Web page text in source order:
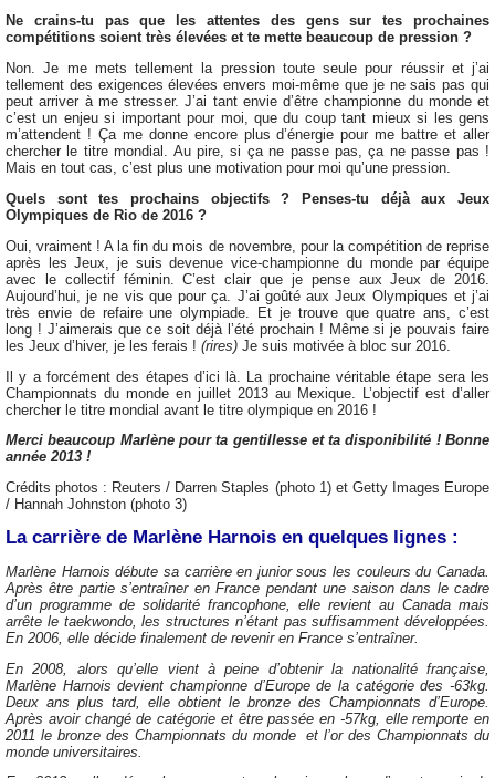
Ne crains-tu pas que les attentes des gens sur tes prochaines
compétitions soient très élevées et te mette beaucoup de pression ?
Non. Je me mets tellement la pression toute seule pour réussir et j’ai
tellement des exigences élevées envers moi-même que je ne sais pas qui
peut arriver à me stresser. J’ai tant envie d’être championne du monde et
c’est un enjeu si important pour moi, que du coup tant mieux si les gens
m’attendent ! Ça me donne encore plus d’énergie pour me battre et aller
chercher le titre mondial. Au pire, si ça ne passe pas, ça ne passe pas !
Mais en tout cas, c’est plus une motivation pour moi qu’une pression.
Quels sont tes prochains objectifs ? Penses-tu déjà aux Jeux
Olympiques de Rio de 2016 ?
Oui, vraiment ! A la fin du mois de novembre, pour la compétition de reprise
après les Jeux, je suis devenue vice-championne du monde par équipe
avec le collectif féminin. C’est clair que je pense aux Jeux de 2016.
Aujourd’hui, je ne vis que pour ça. J’ai goûté aux Jeux Olympiques et j’ai
très envie de refaire une olympiade. Et je trouve que quatre ans, c’est
long ! J’aimerais que ce soit déjà l’été prochain ! Même si je pouvais faire
les Jeux d’hiver, je les ferais ! (rires) Je suis motivée à bloc sur 2016.
Il y a forcément des étapes d’ici là. La prochaine véritable étape sera les
Championnats du monde en juillet 2013 au Mexique. L’objectif est d’aller
chercher le titre mondial avant le titre olympique en 2016 !
Merci beaucoup Marlène pour ta gentillesse et ta disponibilité ! Bonne
année 2013 !
Crédits photos : Reuters / Darren Staples (photo 1) et Getty Images Europe
/ Hannah Johnston (photo 3)
La carrière de Marlène Harnois en quelques lignes :
Marlène Harnois débute sa carrière en junior sous les couleurs du Canada.
Après être partie s’entraîner en France pendant une saison dans le cadre
d’un programme de solidarité francophone, elle revient au Canada mais
arrête le taekwondo, les structures n’étant pas suffisamment développées.
En 2006, elle décide finalement de revenir en France s’entraîner.
En 2008, alors qu’elle vient à peine d’obtenir la nationalité française,
Marlène Harnois devient championne d’Europe de la catégorie des -63kg.
Deux ans plus tard, elle obtient le bronze des Championnats d’Europe.
Après avoir changé de catégorie et être passée en -57kg, elle remporte en
2011 le bronze des Championnats du monde et l’or des Championnats du
monde universitaires.